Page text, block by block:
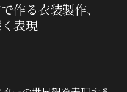
作る衣装製作、
表現